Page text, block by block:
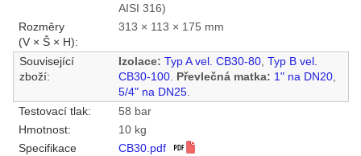
AISI 316)
Rozměry
(V × Š × H):
313 × 113 × 175 mm
Související
zboží:
Izolace: Typ A vel. CB30-80, Typ B vel.
CB30-100. Převlečná matka: 1" na DN20,
5/4" na DN25.
Testovací tlak:
58 bar
Hmotnost:
10 kg
Specifikace
CB30.pdf